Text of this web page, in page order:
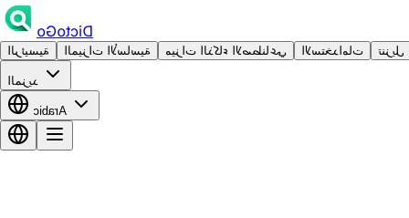
DictoGo
الرئيسية الميزات الأساسية ميزات الذكاء الاصطناعي الاستخدامات تنزيل
المزيد